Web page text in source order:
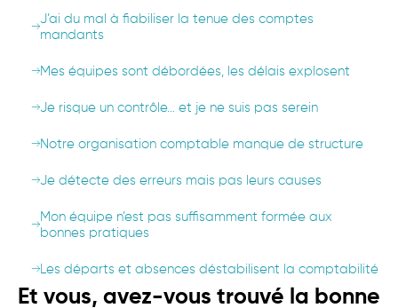
J’ai du mal à fiabiliser la tenue des comptes
mandants
Mes équipes sont débordées, les délais explosent
Je risque un contrôle… et je ne suis pas serein
Notre organisation comptable manque de structure
Je détecte des erreurs mais pas leurs causes
Mon équipe n’est pas suffisamment formée aux
bonnes pratiques
Les départs et absences déstabilisent la comptabilité
Et vous, avez-vous trouvé la bonne